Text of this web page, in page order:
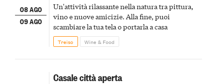
08 AGO
09 AGO
Un'attività rilassante nella natura tra pittura,
vino e nuove amicizie. Alla fine, puoi
scambiare la tua tela o portarla a casa
Treiso Wine & Food
Casale città aperta